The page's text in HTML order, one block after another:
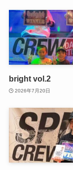
bright vol.2
2026年7月20日